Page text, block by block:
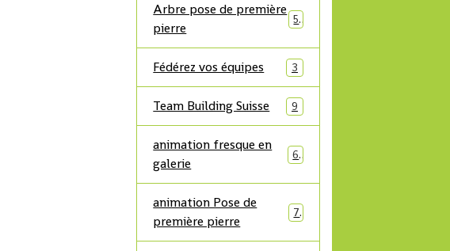
Arbre pose de première
pierre
5
Fédérez vos équipes 3
Team Building Suisse 9
animation fresque en
galerie
6
animation Pose de
première pierre
7